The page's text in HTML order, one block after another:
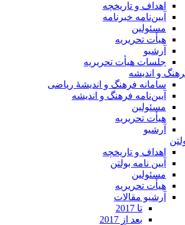
اهداف و تاریخچه
آیین‌نامه خبرنامه
مسئولین
هیأت تحریریه
آرشیو
جلسات هیأت تحریریه
و اندیشه
سامانه فرهنگ و اندیشۀ ریاضی
آیین‌نامه فرهنگ و اندیشه
مسئولین
هیأت تحریریه
آرشیو
اهداف و تاریخچه
آیین نامه بولتن
مسئولین
هیأت تحریریه
آرشیو مقالات
تا 2017
بعد از 2017